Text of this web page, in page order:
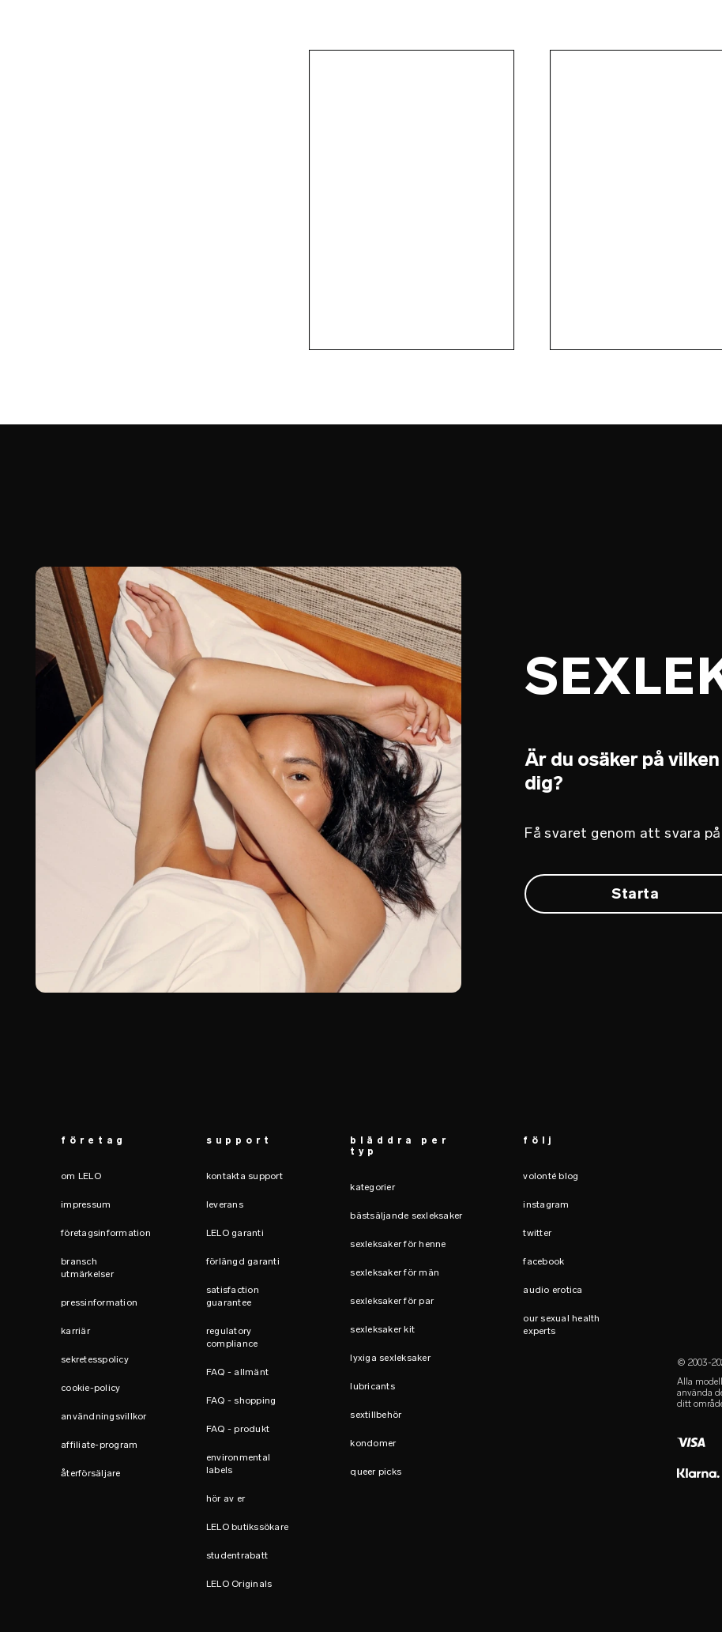
Är du osäker på
dig?
Få svaret genom att svara
företag
om LELO
impressum
företagsinformation
bransch
utmärkelser
pressinformation
karriär
sekretesspolicy
cookie-policy
användningsvillkor
affiliate-program
återförsäljare
support
kontakta support
leverans
LELO garanti
förlängd garanti
satisfaction
guarantee
regulatory
compliance
FAQ - allmänt
FAQ - shopping
FAQ - produkt
environmental
labels
hör av er
LELO butikssökare
studentrabatt
LELO Originals
bläddra per
typ
kategorier
bästsäljande sexleksaker
sexleksaker för henne
sexleksaker för män
sexleksaker för par
sexleksaker kit
lyxiga sexleksaker
lubricants
sextillbehör
kondomer
queer picks
följ
volonté blog
instagram
twitter
facebook
audio erotica
our sexual health
experts
© 2003-
Alla
använda
ditt